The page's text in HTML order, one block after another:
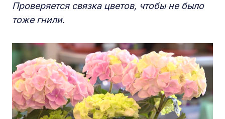
Проверяется связка цветов, чтобы не было
тоже гнили.